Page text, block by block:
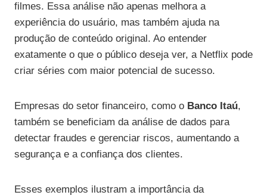
filmes. Essa análise não apenas melhora a
experiência do usuário, mas também ajuda na
produção de conteúdo original. Ao entender
exatamente o que o público deseja ver, a Netflix pode
criar séries com maior potencial de sucesso.
Empresas do setor financeiro, como o Banco Itaú,
também se beneficiam da análise de dados para
detectar fraudes e gerenciar riscos, aumentando a
segurança e a confiança dos clientes.
Esses exemplos ilustram a importância da